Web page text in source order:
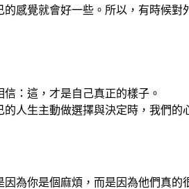
感覺就會好一些。所以，有時候對
：這，才是自己真正的樣子。
人生主動做選擇與決定時，我們的
為你是個麻煩，而是因為他們真的